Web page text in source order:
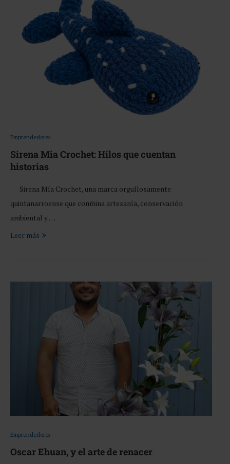
Emprendedores
Sirena Mia Crochet: Hilos que cuentan
historias
Sirena Mía Crochet, una marca orgullosamente
quintanarroense que combina artesanía, conservación
ambiental y …
Leer más
Emprendedores
Oscar Ehuan, y el arte de renacer